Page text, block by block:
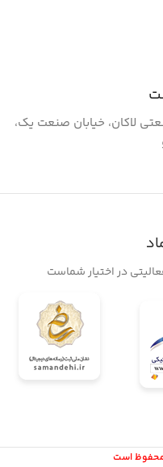
لاکان، خیابان صنعت یک،
در اختیار شماست
است